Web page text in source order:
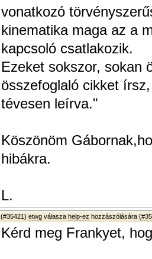
vonatkozó
kinematika maga az a
kapcsoló csatlakozik.
Ezeket sokszor, sokan
összefoglaló cikket
tévesen leírva."
Köszönöm
hibákra.
L.
(#35421) etwg válasza help-ez hozzászólására (
Kérd meg Frankyet,